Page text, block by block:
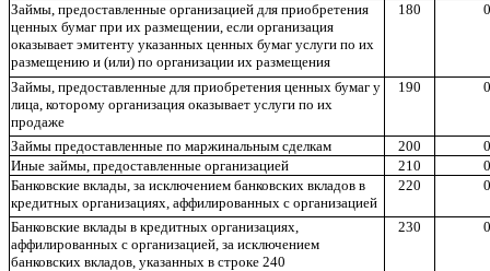
Займы, предоставленные организацией для приобретения
ценных бумаг при их размещении, если организация
оказывает эмитенту указанных ценных бумаг услуги по их
размещению и (или) по организации их размещения
180
Займы, предоставленные для приобретения ценных бумаг у
лица, которому организация оказывает услуги по их
продаже
190
Займы предоставленные по маржинальным сделкам 200
Иные займы, предоставленные организацией
210
Банковские вклады, за исключением банковских вкладов в
кредитных организациях, аффилированных с организацией
220
Банковские вклады в кредитных организациях,
аффилированных с организацией, за исключением
банковских вкладов, указанных в строке 240
230